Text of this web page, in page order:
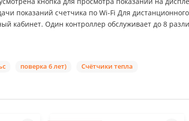
показаний счетчика по Wi-Fi Для
кабинет. Один контроллер обслуживает до 8
поверка 6 лет) Счётчики тепла